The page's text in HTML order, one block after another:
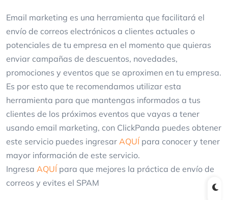
Email marketing es una herramienta que facilitará el
envío de correos electrónicos a clientes actuales o
potenciales de tu empresa en el momento que quieras
enviar campañas de descuentos, novedades,
promociones y eventos que se aproximen en tu empresa.
Es por esto que te recomendamos utilizar esta
herramienta para que mantengas informados a tus
clientes de los próximos eventos que vayas a tener
usando email marketing, con ClickPanda puedes obtener
este servicio puedes ingresar AQUÍ para conocer y tener
mayor información de este servicio.
Ingresa AQUÍ para que mejores la práctica de envío de
correos y evites el SPAM